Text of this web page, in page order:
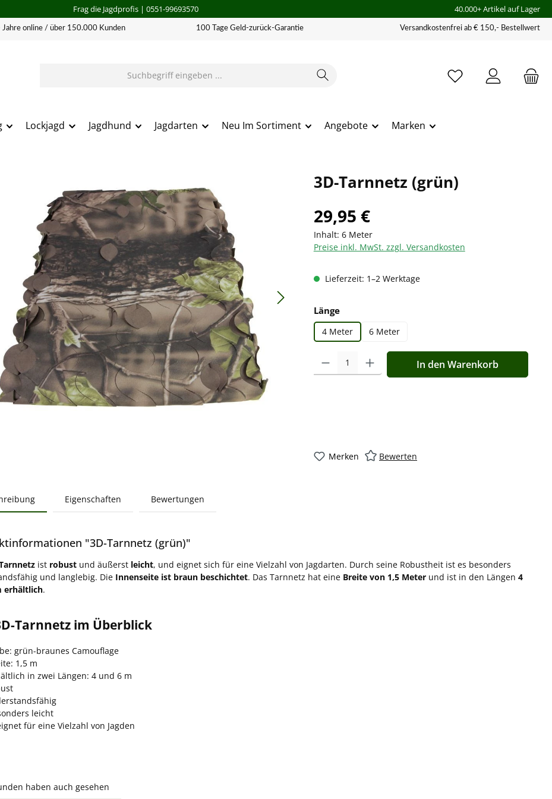
Frag die Jagdprofis| 0551-99693570 40.000+ Artikel auf Lager
Jahre online / über 150.000 Kunden 100 Tage Geld-zurück-Garantie Versandkostenfrei ab € 150,- Bestellwert
Lockjagd Jagdhund Jagdarten Neu Im Sortiment Angebote Marken
3D-Tarnnetz (grün)
29,95 €
Inhalt: 6 Meter
Preise inkl. MwSt. zzgl. Versandkosten
Lieferzeit: 1–2 Werktage
Längeauswählen
4 Meter 6 Meter
Produkt Anzahl: Gib den gewünschten Wert ein oder
In den Warenkorb
Merken Bewerten
Eigenschaften Bewertungen
"3D-Tarnnetz (grün)"
ist robust und äußerst leicht, und eignet sich für eine Vielzahl von Jagdarten. Durch seine Robustheit ist es besonders
und langlebig. Die Innenseite ist braun beschichtet. Das Tarnnetz hat eine Breite von 1,5 Meter und ist in den Längen 4
erhältlich.
Tarnnetz im Überblick
grün-braunes Camouflage
1,5 m
in zwei Längen: 4 und 6 m
leicht
für eine Vielzahl von Jagden
haben auch gesehen